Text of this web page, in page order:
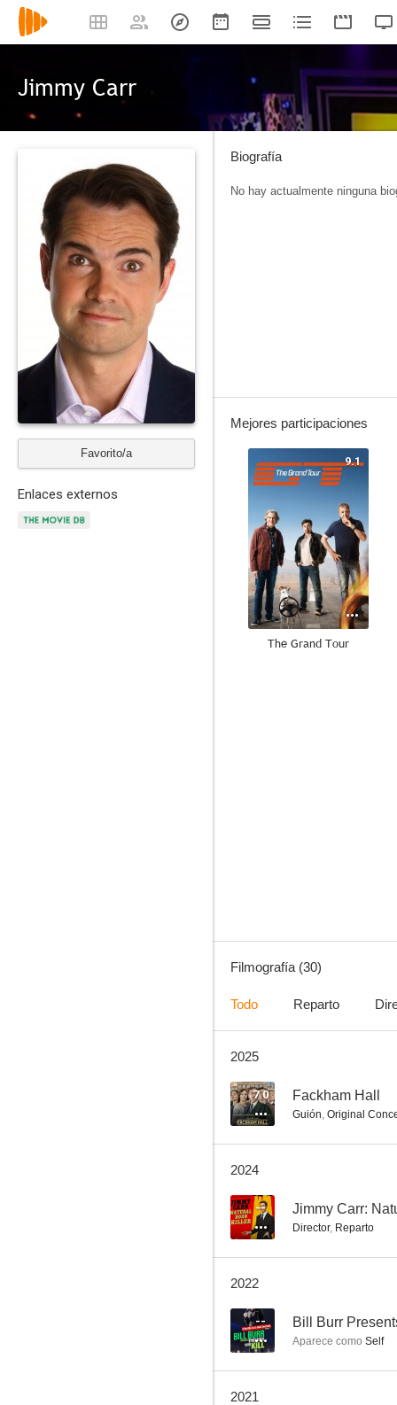
Jimmy Carr
Favorito/a
Enlaces externos
Biografía
No hay actualmente ninguna
Mejores participaciones
9.1
The Grand Tour
El Roast de Rob Lowe
--
Filmografía (30)
Todo Reparto
2025
7.0 Fackham Hall
Guión, Original
2024
-- Jimmy Carr:
Director, Reparto
2022
-- Bill Burr
Aparece como Self
2021